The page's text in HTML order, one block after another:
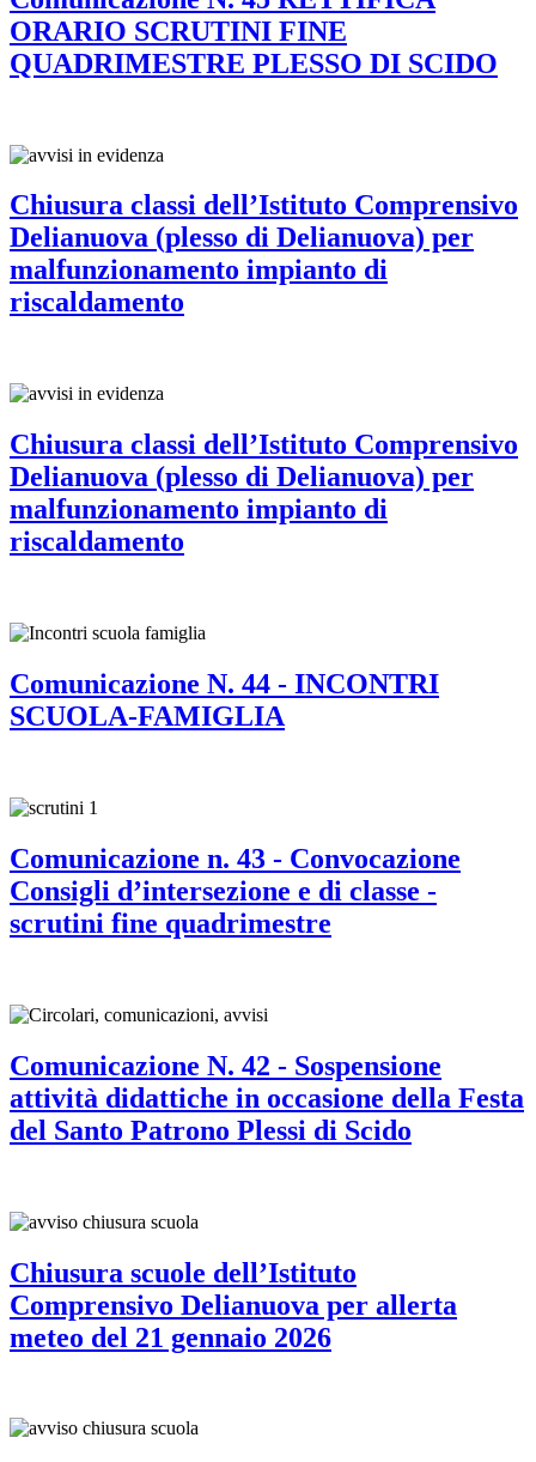
ORARIO SCRUTINI FINE
QUADRIMESTRE PLESSO DI SCIDO
Chiusura classi dell’Istituto Comprensivo
Delianuova (plesso di Delianuova) per
malfunzionamento impianto di
riscaldamento
Chiusura classi dell’Istituto Comprensivo
Delianuova (plesso di Delianuova) per
malfunzionamento impianto di
riscaldamento
Comunicazione N. 44 - INCONTRI
SCUOLA-FAMIGLIA
Comunicazione n. 43 - Convocazione
Consigli d’intersezione e di classe -
scrutini fine quadrimestre
Comunicazione N. 42 - Sospensione
attività didattiche in occasione della Festa
del Santo Patrono Plessi di Scido
Chiusura scuole dell’Istituto
Comprensivo Delianuova per allerta
meteo del 21 gennaio 2026